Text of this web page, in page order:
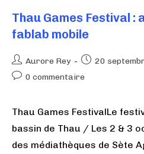
Thau Games Festival :
fablab mobile
Aurore Rey
20
0 commentaire
Thau Games FestivalLe
bassin de Thau / Les 2 & 3
des médiathèques de Sète